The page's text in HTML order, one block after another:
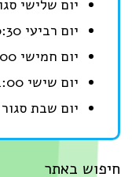
יום שלישי סגור
יום רביעי 12:00-20:30
יום חמישי 13:00-22:00
יום שישי 8:00-14:00
יום שבת סגור
באתר